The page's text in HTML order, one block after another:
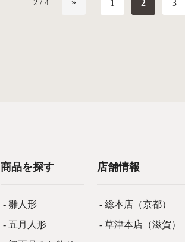
2 / 4 « 1 2 3
商品を探す
- 雛人形
- 五月人形
店舗情報
- 総本店（京都）
- 草津本店（滋賀）